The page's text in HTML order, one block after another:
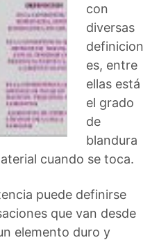
con
diversas
definicion
es, entre
ellas está
el grado
de
blandura
cuando se toca.
puede definirse
que van desde
elemento duro y